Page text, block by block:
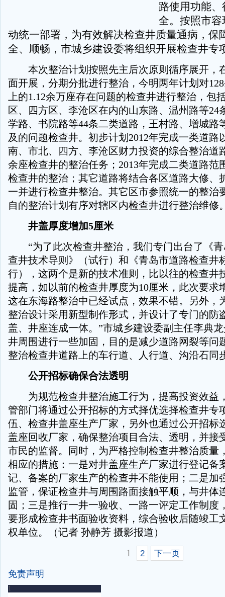
路使用功能
全。按照市
动统一部署，为有效解决检查井质量通病，保
全、顺畅，市城乡建设委将组织开展检查井专
本次整治计划按照先主后次原则循序展开，
面开展，分期分批进行整治，今明两年计划对
上的1.12余万座存在问题的检查井进行整治，包
区、四方区、李沧区在内的山东路、温州路等24
学路、书院路等44条二类道路，王村路、增城路
及的问题检查井。初步计划2012年完成一类道路
南、市北、四方、李沧区财力投资的综合整治道
余座检查井的整治任务；2013年完成二类道路范
检查井的整治；其它道路将结合各区道路大修、
一并进行检查井整治。其它区市参照统一的整治
自的整治计划有序对辖区内检查井进行整治维修
井盖厚度增加5厘米
“为了此次检查井整治，我们专门出台了《青
查井技术导则》（试行）和《青岛市道路检查井
行），这两个是新的技术准则，比以往的检查井
提高，如以前的检查井厚度为10厘米，此次要求
这在东海路整治中已经试点，效果不错。另外，
整治设计采用新型制作形式，并设计了专门的防
盖、井座连成一体。”市城乡建设委副主任李典
井周围进行一些加固，目的是减少道路网裂等问
整治检查井道路上的车行道、人行道、沟沿石同
公开招标确保合法透明
为规范检查井整治施工行为，提高投资效益
管部门将通过公开招标的方式择优选择检查井专
伍、检查井盖座生产厂家，另外也通过公开招标
盖座回收厂家，确保整治项目合法、透明，并接
市民的监督。同时，为严格控制检查井整治质量
相应的措施：一是对井盖座生产厂家进行登记备
记、备案的厂家生产的检查井不能使用；二是加
监管，保证检查井与周围路面接触平顺，与井体
固；三是推行一井一验收、一路一评定工作制度
要形成检查井书面验收资料，综合验收后随竣工
权单位。（记者 孙静芳 摄影报道）
1
2 下一页
免责声明